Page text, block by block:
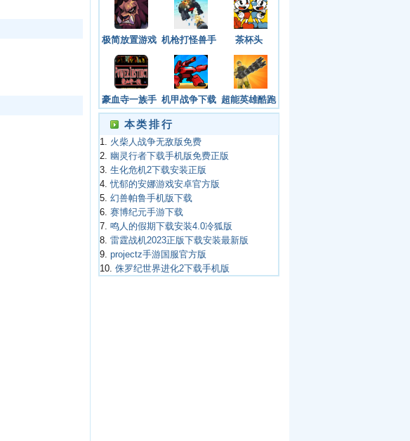
手机版最新
版中文
极简放置游戏
手机版下载
机枪打怪兽手
游最新版
茶杯头
豪血寺一族手
机版免费下载
机甲战争下载
官方最新版本
超能英雄酷跑
游戏手机版
本类排行
1.
火柴人战争无敌版免费
2.
幽灵行者下载手机版免费正版
3. 生化危机2下载安装正版
4.忧郁的安娜游戏安卓官方版
5. 幻兽帕鲁手机版下载
6. 赛博纪元手游下载
7. 鸣人的假期下载安装4.0冷狐版
8. 雷霆战机2023正版下载安装最新版
9. projectz手游国服官方版
10. 侏罗纪世界进化2下载手机版